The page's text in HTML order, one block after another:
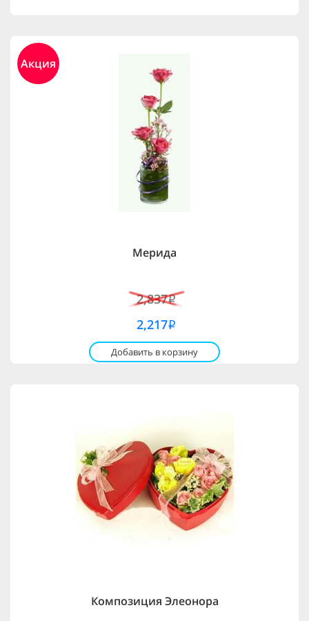
Акция
Мерида
2,837i
2,217i
Добавить в корзину
Композиция Элеонора